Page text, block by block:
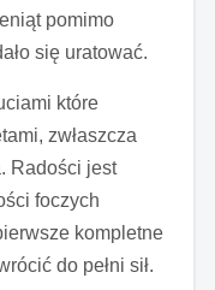
pomimo
się uratować.
które
zwłaszcza
Radości jest
foczych
kompletne
do pełni sił.